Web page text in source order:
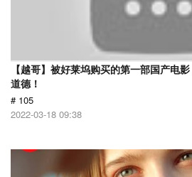
【越哥】被好莱坞购买的第一部国产电
道德！
# 105
2022-03-18 09:38